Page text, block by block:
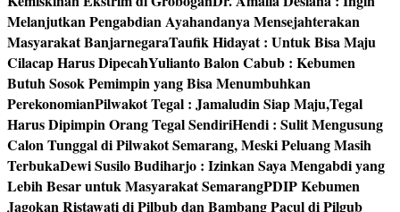
Melanjutkan Pengabdian Ayahandanya Mensejahterakan
Masyarakat BanjarnegaraTaufik Hidayat : Untuk Bisa Maju
Cilacap Harus DipecahYulianto Balon Cabub : Kebumen
Butuh Sosok Pemimpin yang Bisa Menumbuhkan
PerekonomianPilwakot Tegal : Jamaludin Siap Maju,Tegal
Harus Dipimpin Orang Tegal SendiriHendi : Sulit Mengusung
Calon Tunggal di Pilwakot Semarang, Meski Peluang Masih
TerbukaDewi Susilo Budiharjo : Izinkan Saya Mengabdi yang
Lebih Besar untuk Masyarakat SemarangPDIP Kebumen
Jagokan Ristawati di Pilbub dan Bambang Pacul di Pilgub